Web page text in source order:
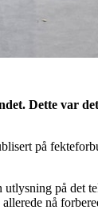
Dette var
på
på det
nå